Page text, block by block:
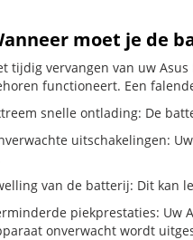
moet je de
tijdig vervangen van uw Asus
functioneert. Een
snelle ontlading: De
uitschakelingen:
van de batterij: Dit kan
piekprestaties: Uw
onverwacht wordt